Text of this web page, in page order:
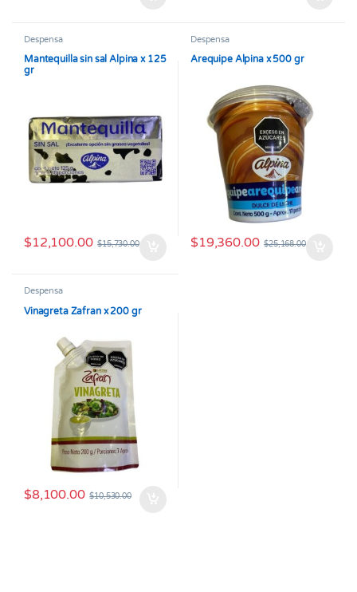
Despensa
Mantequilla sin sal Alpina x 125
gr
$12,100.00 $15,730.00
Despensa
Arequipe Alpina x 500 gr
$19,360.00 $25,168.00
Despensa
Vinagreta Zafran x 200 gr
$8,100.00 $10,530.00